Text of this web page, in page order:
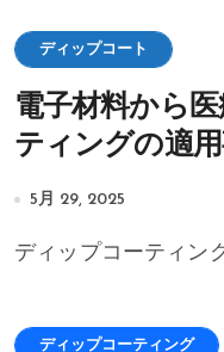
ディップコート
電子材料から
ティングの適
5月 29, 2025
ディップコーティン
ディップコーティング